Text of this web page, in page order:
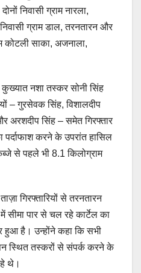
निवासी ग्राम नारला,
ग्राम डाल, तरनतारन और
कोटली साका, अजनाला,
कुख्यात नशा तस्कर सोनी सिंह
– गुरसेवक सिंह, विशालदीप
अरशदीप सिंह – समेत गिरफ्तार
करने के उपरांत हासिल
से पहले भी 8.1 किलोग्राम
गिरफ्तारियों से तरनतारन
सीमा पार से चल रहे कार्टेल का
है। उन्होंने कहा कि सभी
स्थित तस्करों से संपर्क करने के
थे।